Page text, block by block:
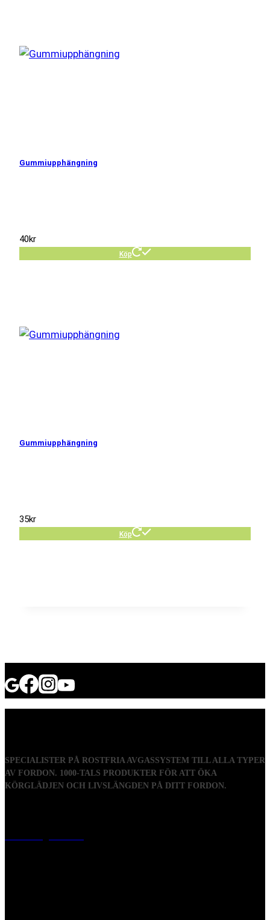
Gummiupphängning
40kr
Köp
Gummiupphängning
35kr
Köp
SPECIALISTER PÅ ROSTFRIA AVGASSYSTEM TILL ALLA TYPER
AV FORDON. 1000-TALS PRODUKTER FÖR ATT ÖKA
KÖRGLÄDJEN OCH LIVSLÄNGDEN PÅ DITT FORDON.